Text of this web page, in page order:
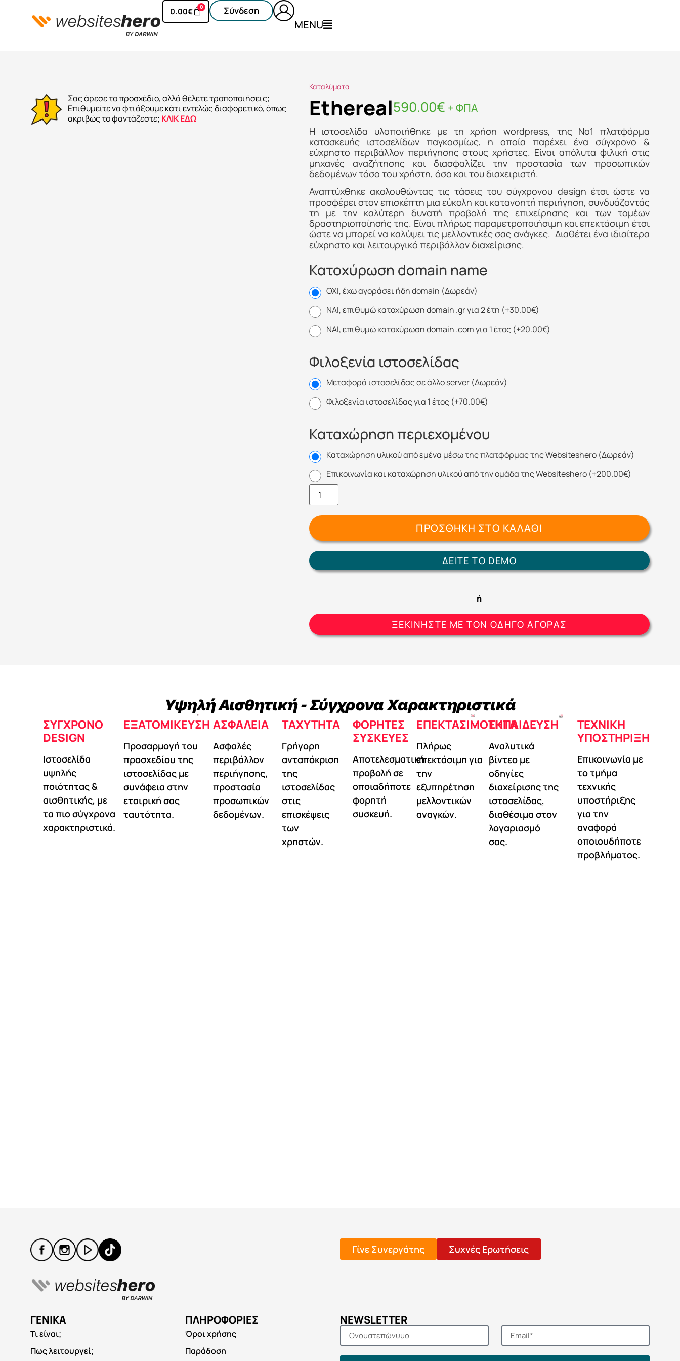
0.00€ 0 Σύνδεση
MENU
Σας άρεσε το προσχέδιο, αλλά θέλετε τροποποιήσεις;
Επιθυμείτε να φτιάξουμε κάτι εντελώς διαφορετικό, όπως
ακριβώς το φαντάζεστε; ΚΛΙΚ ΕΔΩ
Καταλύματα
Ethereal590.00€ + ΦΠΑ
Η ιστοσελίδα υλοποιήθηκε με τη χρήση wordpress, της Νο1 πλατφόρμα
κατασκευής ιστοσελίδων παγκοσμίως, η οποία παρέχει ένα σύγχρονο &
εύχρηστο περιβάλλον περιήγησης στους χρήστες. Είναι απόλυτα φιλική στις
μηχανές αναζήτησης και διασφαλίζει την προστασία των προσωπικών
δεδομένων τόσο του χρήστη, όσο και του διαχειριστή.
Αναπτύχθηκε ακολουθώντας τις τάσεις του σύγχρονου design έτσι ώστε να
προσφέρει στον επισκέπτη μια εύκολη και κατανοητή περιήγηση, συνδυάζοντάς
τη με την καλύτερη δυνατή προβολή της επιχείρησης και των τομέων
δραστηριοποίησής της. Είναι πλήρως παραμετροποιήσιμη και επεκτάσιμη έτσι
ώστε να μπορεί να καλύψει τις μελλοντικές σας ανάγκες. Διαθέτει ένα ιδιαίτερα
εύχρηστο και λειτουργικό περιβάλλον διαχείρισης.
Κατοχύρωση domain name
ΟΧΙ, έχω αγοράσει ήδη domain (Δωρεάν)
ΝΑΙ, επιθυμώ κατοχύρωση domain .gr για 2 έτη (+30.00€)
NAI, επιθυμώ κατοχύρωση domain .com για 1 έτος (+20.00€)
Φιλοξενία ιστοσελίδας
Μεταφορά ιστοσελίδας σε άλλο server (Δωρεάν)
Φιλοξενία ιστοσελίδας για 1 έτος (+70.00€)
Καταχώρηση περιεχομένου
Καταχώρηση υλικού από εμένα μέσω της πλατφόρμας της Websiteshero (Δωρεάν)
Επικοινωνία και καταχώρηση υλικού από την ομάδα της Websiteshero (+200.00€)
ΔΕΙΤΕ ΤΟ DEMO
ΠΡΟΣΘΉΚΗ ΣΤΟ ΚΑΛΆΘΙ
ή
ΞΕΚΙΝΗΣΤΕ ΜΕ ΤΟΝ ΟΔΗΓΟ ΑΓΟΡΑΣ
Υψηλή Αισθητική - Σύγχρονα Χαρακτηριστικά
ΣΎΓΧΡΟΝΟ
DESIGN
Ιστοσελίδα
υψηλής
ποιότητας &
αισθητικής, με
τα πιο σύγχρονα
χαρακτηριστικά.
ΕΞΑΤΟΜΊΚΕΥΣΗ
Προσαρμογή του
προσχεδίου της
ιστοσελίδας με
συνάφεια στην
εταιρική σας
ταυτότητα.
ΑΣΦΆΛΕΙΑ
Ασφαλές
περιβάλλον
περιήγησης,
προστασία
προσωπικών
δεδομένων.
ΤΑΧΎΤΗΤΑ
Γρήγορη
ανταπόκριση
της
ιστοσελίδας
στις
επισκέψεις
των
χρηστών.
ΦΟΡΗΤΈΣ
ΣΥΣΚΕΥΈΣ
Αποτελεσματική
προβολή σε
οποιαδήποτε
φορητή
συσκευή.
ΕΠΕΚΤΑΣΙΜΌΤΗΤΑ
Πλήρως
επεκτάσιμη για
την
εξυπηρέτηση
μελλοντικών
αναγκών.
ΕΚΠΑΊΔΕΥΣΗ
Αναλυτικά
βίντεο με
οδηγίες
διαχείρισης της
ιστοσελίδας,
διαθέσιμα στον
λογαριασμό
σας.
ΤΕΧΝΙΚΉ
ΥΠΟΣΤΉΡΙΞΗ
Επικοινωνία με
το τμήμα
τεχνικής
υποστήριξης
για την
αναφορά
οποιουδήποτε
προβλήματος.
Γίνε Συνεργάτης Συχνές Ερωτήσεις
ΓΕΝΙΚΆ
Τι είναι;
Πως λειτουργεί;
ΠΛΗΡΟΦΟΡΊΕΣ
Όροι χρήσης
Παράδοση
NEWSLETTER